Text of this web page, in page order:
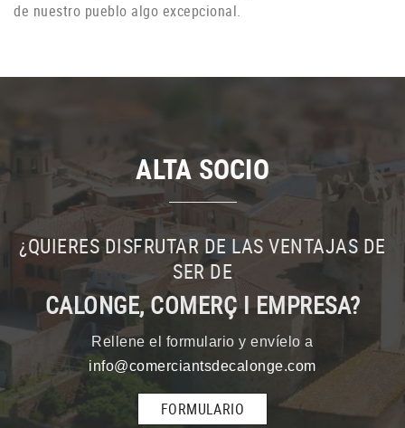
de nuestro pueblo algo excepcional.
ALTA SOCIO
¿QUIERES DISFRUTAR DE LAS VENTAJAS DE
SER DE
CALONGE, COMERÇ I EMPRESA?
Rellene el formulario y envíelo a
info@comerciantsdecalonge.com
FORMULARIO